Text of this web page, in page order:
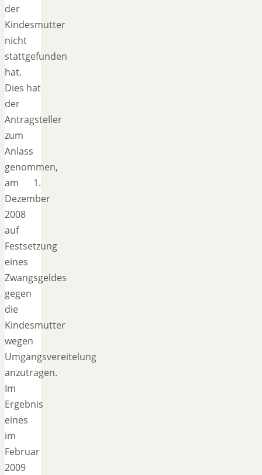
der
Kindesmutter
nicht
stattgefunden
hat.
Dies hat
der
Antragsteller
zum
Anlass
genommen,
am 1.
Dezember
2008
auf
Festsetzung
eines
Zwangsgeldes
gegen
die
Kindesmutter
wegen
Umgangsvereitelung
anzutragen.
Im
Ergebnis
eines
im
Februar
2009